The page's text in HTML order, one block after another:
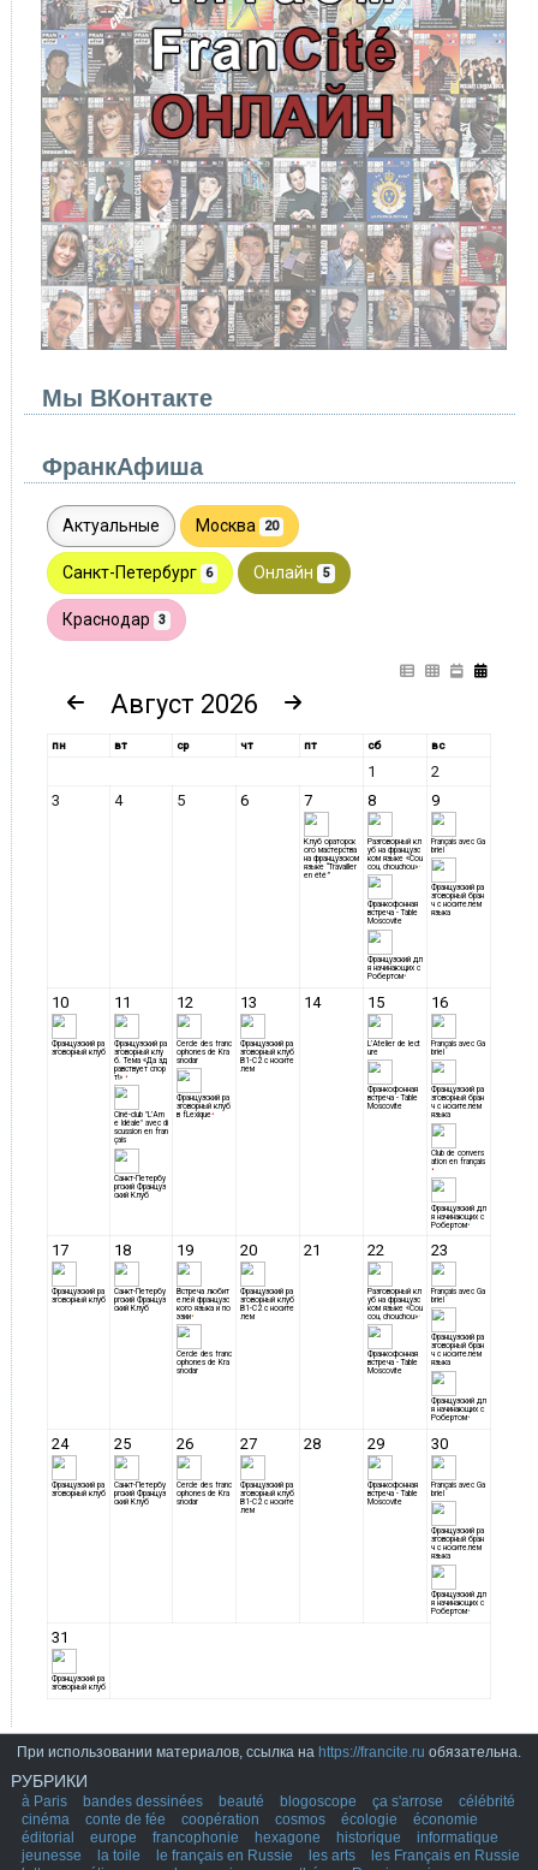
Мы ВКонтакте
ФранкАфиша
При использовании материалов, ссылка на https://francite.ru обязательна.
РУБРИКИ
à Paris bandes dessinées beauté blogoscope ça s'arrose
célébrité
cinéma
conte de fée coopération cosmos écologie
économie
éditorial
europe francophonie hexagone historique
informatique
jeunesse
la toile le français en Russie les arts
les Français en Russie